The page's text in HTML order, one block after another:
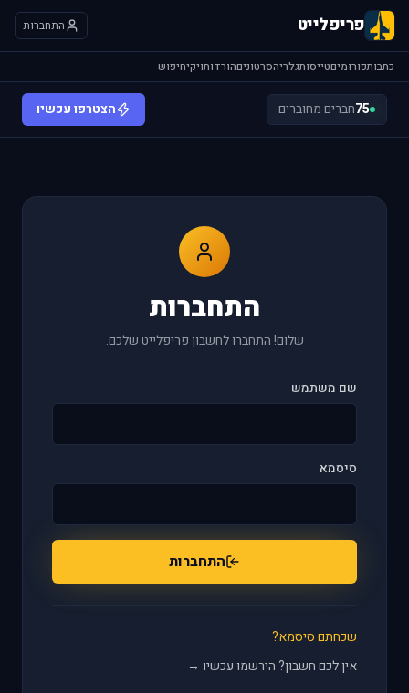
פריפלייט התחברות
כתבותפורומיםטייסותגלריהסרטוניםהורדותויקיחיפוש
75חברים מחוברים הצטרפו עכשיו
התחברות
שלום! התחברו לחשבון פריפלייט שלכם.
שם משתמש
סיסמא
התחברות
שכחתם סיסמא?
אין לכם חשבון? הירשמו עכשיו →